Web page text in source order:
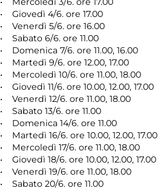
• Giovedì 4/6. ore 17.00
• Venerdì 5/6. ore 16.00
• Sabato 6/6. ore 11.00
• Domenica 7/6. ore 11.00, 16.00
• Martedì 9/6. ore 12.00, 17.00
• Mercoledì 10/6. ore 11.00, 18.00
• Giovedì 11/6. ore 10.00, 12.00, 17.00
• Venerdì 12/6. ore 11.00, 18.00
• Sabato 13/6. ore 11.00
• Domenica 14/6. ore 11.00
• Martedì 16/6. ore 10.00, 12.00, 17.00
• Mercoledì 17/6. ore 11.00, 18.00
• Giovedì 18/6. ore 10.00, 12.00, 17.00
• Venerdì 19/6. ore 11.00, 18.00
• Sabato 20/6. ore 11.00